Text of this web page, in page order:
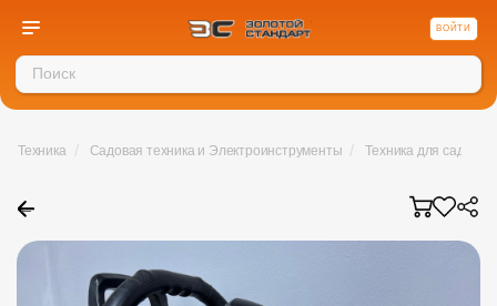
ВОЙТИ
←
Техника / Садовая техника и Электроинструменты / Техника для сада